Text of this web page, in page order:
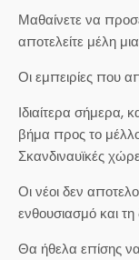
Μαθαίνετε να
αποτελείτε μέλη
Οι εμπειρίες που
Ιδιαίτερα σήμερα,
βήμα προς το
Σκανδιναυϊκές
Οι νέοι δεν
ενθουσιασμό και
Θα ήθελα επίσης να